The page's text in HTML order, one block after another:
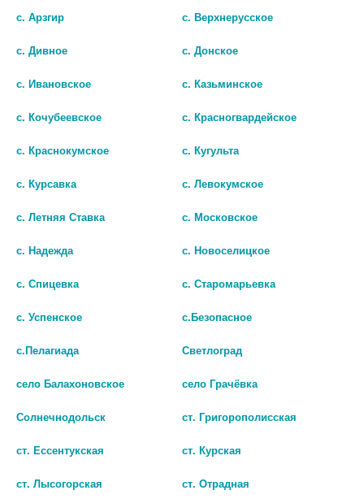
25МЛ /МОСКОВСКАЯ ФФ/
31
В КОРЗИНУ
25МЛ. /КАМЕЛИЯ/ 0778
32
В КОРЗИНУ
4055
В КОРЗИНУ
36
с. Арзгир с. Верхнерусское
с. Дивное с. Донское
с. Ивановское с. Казьминское
с. Кочубеевское с. Красногвардейское
с. Краснокумское с. Кугульта
с. Курсавка с. Левокумское
с. Летняя Ставка с. Московское
с. Надежда с. Новоселицкое
с. Спицевка с. Старомарьевка
с. Успенское с.Безопасное
с.Пелагиада Светлоград
село Балахоновское село Грачёвка
Солнечнодольск ст. Григорополисская
ст. Ессентукская ст. Курская
ст. Лысогорская ст. Отрадная